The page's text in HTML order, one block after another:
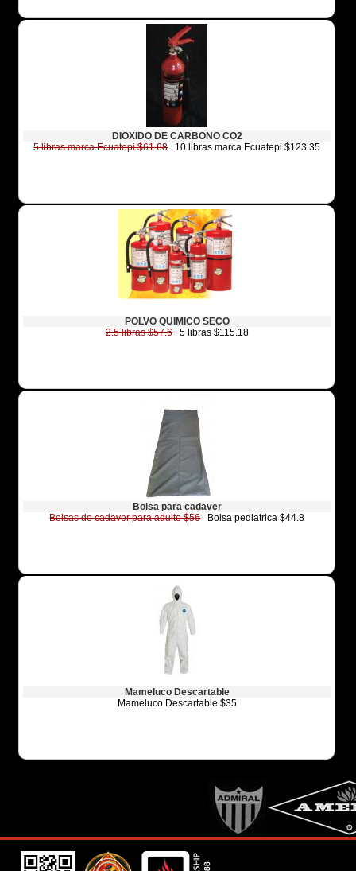
DIOXIDO DE CARBONO CO2
5 libras marca Ecuatepi $61.6810 libras marca Ecuatepi $123.35
POLVO QUIMICO SECO
2.5 libras $57.65 libras $115.18
Bolsa para cadaver
Bolsas de cadaver para adulto $56Bolsa pediatrica $44.8
Mameluco Descartable
Mameluco Descartable $35